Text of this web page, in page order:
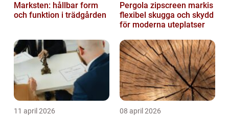
Marksten: hållbar form
och funktion i trädgården
Pergola zipscreen markis
flexibel skugga och skydd
för moderna uteplatser
11 april 2026 08 april 2026